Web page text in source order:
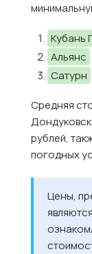
Кубань
Альянс
Сатурн
Средняя
рублей,
погодных
Цены,